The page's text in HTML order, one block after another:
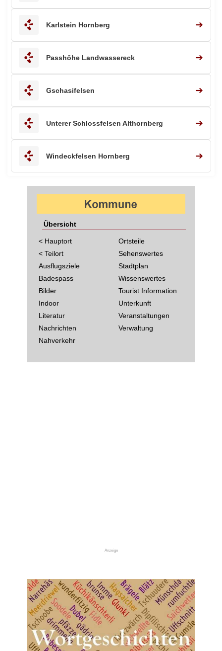
Karlstein Hornberg ➔
Passhöhe Landwassereck ➔
Gschasifelsen ➔
Unterer Schlossfelsen Althornberg ➔
Windeckfelsen Hornberg ➔
Übersicht
< Hauptort
< Teilort
Ausflugsziele
Badespass
Bilder
Indoor
Literatur
Nachrichten
Nahverkehr
Ortsteile
Sehenswertes
Stadtplan
Wissenswertes
Tourist Information
Unterkunft
Veranstaltungen
Verwaltung
Anzeige